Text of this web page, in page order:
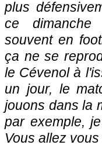
plus
ce
souvent en
ça ne se
le Cévenol à
un jour, le
jouons dans la
par exemple,
Vous allez